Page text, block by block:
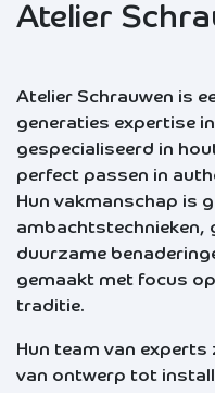
Atelier
Atelier Schrauwen is
generaties expertise
gespecialiseerd in
perfect passen in
Hun vakmanschap is
ambachtstechnieken,
duurzame
gemaakt met focus
traditie.
Hun team van
van ontwerp tot